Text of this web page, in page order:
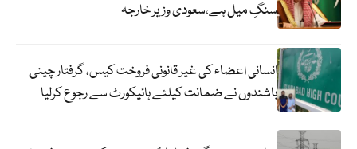
سنگِ میل ہے،سعودی وزیر خارجہ
انسانی اعضاء کی غیر قانونی فروخت کیس، گرفتار چینی
باشندوں نے ضمانت کیلئے ہائیکورٹ سے رجوع کرلیا